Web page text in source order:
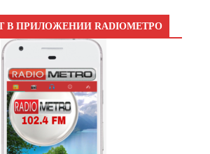
В ПРИЛОЖЕНИИ RADIOМЕТРО